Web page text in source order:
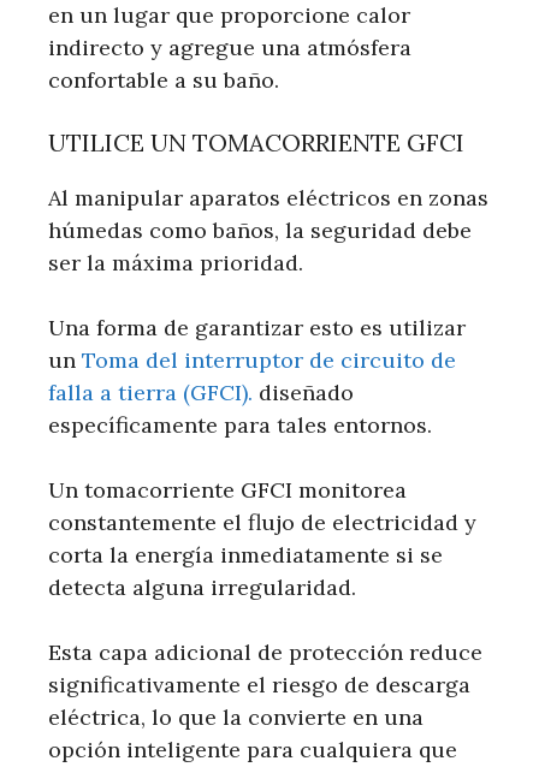
en un lugar que proporcione calor
indirecto y agregue una atmósfera
confortable a su baño.
UTILICE UN TOMACORRIENTE GFCI
Al manipular aparatos eléctricos en zonas
húmedas como baños, la seguridad debe
ser la máxima prioridad.
Una forma de garantizar esto es utilizar
un Toma del interruptor de circuito de
falla a tierra (GFCI). diseñado
específicamente para tales entornos.
Un tomacorriente GFCI monitorea
constantemente el flujo de electricidad y
corta la energía inmediatamente si se
detecta alguna irregularidad.
Esta capa adicional de protección reduce
significativamente el riesgo de descarga
eléctrica, lo que la convierte en una
opción inteligente para cualquiera que